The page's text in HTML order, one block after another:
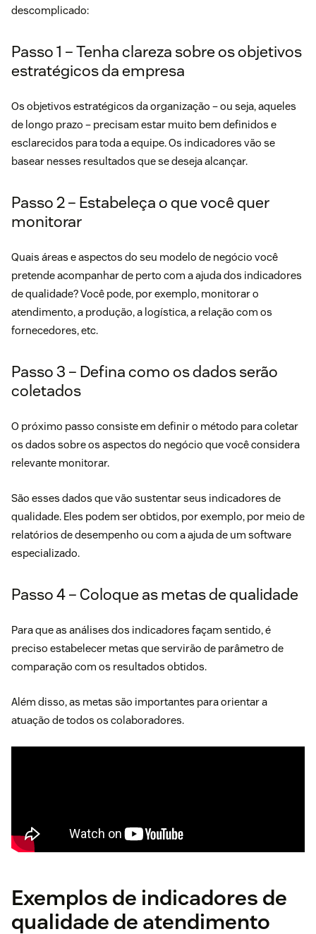
descomplicado:
Passo 1 – Tenha clareza sobre os objetivos
estratégicos da empresa
Os objetivos estratégicos da organização – ou seja, aqueles
de longo prazo – precisam estar muito bem definidos e
esclarecidos para toda a equipe. Os indicadores vão se
basear nesses resultados que se deseja alcançar.
Passo 2 – Estabeleça o que você quer
monitorar
Quais áreas e aspectos do seu modelo de negócio você
pretende acompanhar de perto com a ajuda dos indicadores
de qualidade? Você pode, por exemplo, monitorar o
atendimento, a produção, a logística, a relação com os
fornecedores, etc.
Passo 3 – Defina como os dados serão
coletados
O próximo passo consiste em definir o método para coletar
os dados sobre os aspectos do negócio que você considera
relevante monitorar.
São esses dados que vão sustentar seus indicadores de
qualidade. Eles podem ser obtidos, por exemplo, por meio de
relatórios de desempenho ou com a ajuda de um software
especializado.
Passo 4 – Coloque as metas de qualidade
Para que as análises dos indicadores façam sentido, é
preciso estabelecer metas que servirão de parâmetro de
comparação com os resultados obtidos.
Além disso, as metas são importantes para orientar a
atuação de todos os colaboradores.
Exemplos de indicadores de
qualidade de atendimento